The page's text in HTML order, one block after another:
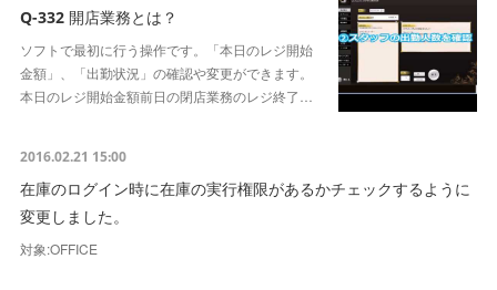
Q-332 開店業務とは？
ソフトで最初に行う操作です。「本日のレジ開始
金額」、「出勤状況」の確認や変更ができます。
本日のレジ開始金額前日の閉店業務のレジ終了…
2016.02.21 15:00
在庫のログイン時に在庫の実行権限があるかチェックするように
変更しました。
対象:OFFICE